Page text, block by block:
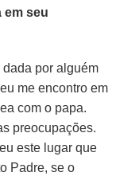
em seu
dada por alguém
me encontro em
com o papa.
preocupações.
este lugar que
Padre, se o